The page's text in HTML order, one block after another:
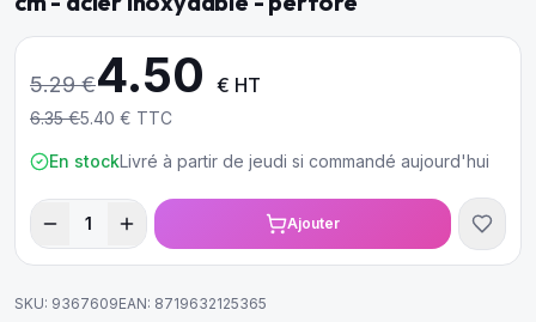
5.29€4.50 € HT
6.35€5.40 € TTC
En stockLivré à partir de jeudi si commandé aujourd'hui
1 Ajouter
SKU: 9367609EAN: 8719632125365